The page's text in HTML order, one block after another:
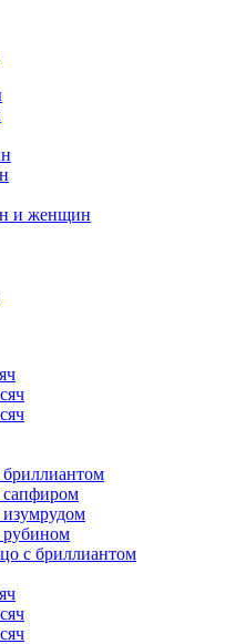
и женщин
бриллиантом
сапфиром
изумрудом
рубином
с бриллиантом